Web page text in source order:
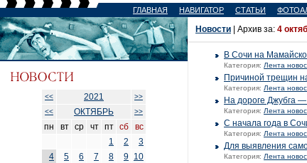
ГЛАВНАЯ НАВИГАТОР СТАТЬИ
<< 2021
>>
<<
ОКТЯБРЬ >>
пн вт ср чт пт сб
вс
1
2
3
4
5 6 7 8 9 10
Новости | Архив за: 4
В Сочи на
Категория: Лента
Причиной трещин
Категория: Лента
На дороге Джубга
Категория: Лента
С начала года в
Категория: Лента
Для выявления
Категория: Лента